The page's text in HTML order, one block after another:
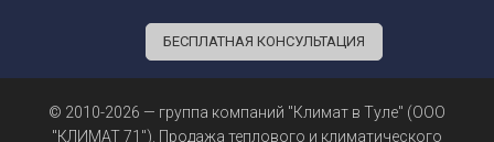
БЕСПЛАТНАЯ КОНСУЛЬТАЦИЯ
© 2010-2026 — группа компаний "Климат в Туле" (ООО
"КЛИМАТ 71"). Продажа теплового и климатического